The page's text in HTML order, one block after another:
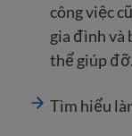
công việc
gia đình và
thể giúp đỡ.
Tìm hiểu